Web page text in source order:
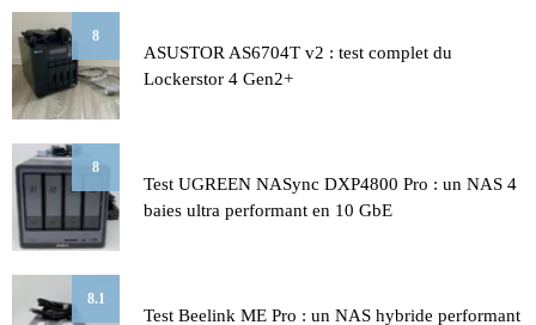
8
ASUSTOR AS6704T v2 : test complet du
Lockerstor 4 Gen2+
8
Test UGREEN NASync DXP4800 Pro : un NAS 4
baies ultra performant en 10 GbE
8.1
Test Beelink ME Pro : un NAS hybride performant